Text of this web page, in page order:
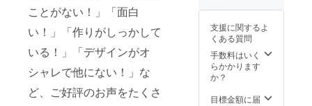
ことがない！」「面白
い！」「作りがしっかして
いる！」「デザインがオ
シャレで他にない！」な
ど、ご好評のお声をたくさ
ドを入
力して
から決
済 クー
ポンの
有効期
続する
ンドに
同封し
てクー
ポン
コード
が記載
を発送
て】
クーポ
ン使用
可能場
所：
JEREV
ン
ンドに
て】 写
真のダ
イヤモ
ンドは
参考画
す。 実
支援に関するよ
くある質問
手数料はいく
らかかります
か？
目標金額に届